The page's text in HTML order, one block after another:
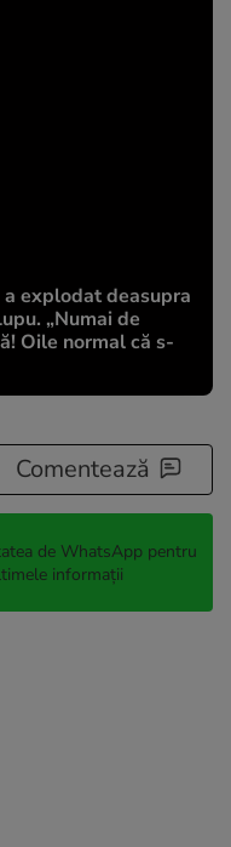
a explodat deasupra
„Numai de
Oile normal că s-
Comentează
de WhatsApp pentru
informații